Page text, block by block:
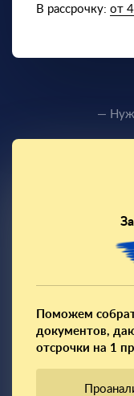
В рассрочку: от
—
Поможем
документов,
отсрочки на 1